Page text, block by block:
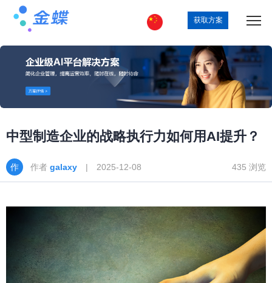
获取方案
中型制造企业的战略执行力如何用AI提升？
作者 galaxy | 2025-12-08 435 浏览